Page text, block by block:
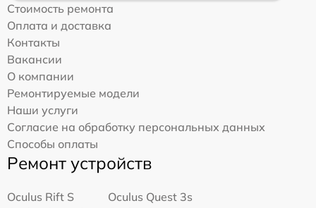
Стоимость ремонта
Оплата и доставка
Контакты
Вакансии
О компании
Ремонтируемые модели
Наши услуги
Согласие на обработку персональных данных
Способы оплаты
Ремонт устройств
Oculus Rift S
Oculus Quest 3s